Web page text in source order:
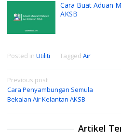
Cara Buat Aduan
AKSB
Posted in Utiliti Tagged Air
Post
navigation
Previous post
Cara Penyambungan Semula
Bekalan Air Kelantan AKSB
Artikel